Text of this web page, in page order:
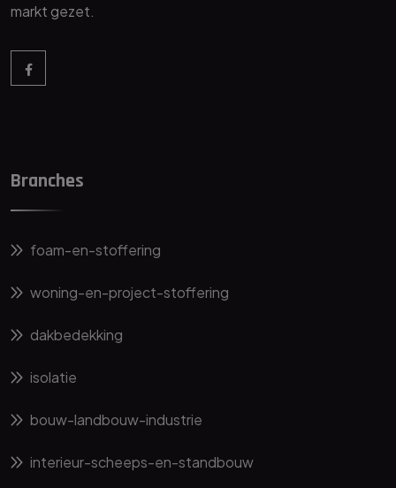
markt gezet.
Branches
foam-en-stoffering
woning-en-project-stoffering
dakbedekking
isolatie
bouw-landbouw-industrie
interieur-scheeps-en-standbouw